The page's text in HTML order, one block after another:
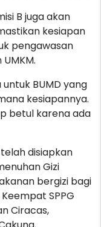
B juga akan
kesiapan
pengawasan
BUMD yang
kesiapannya.
betul karena ada
disiapkan
Gizi
bergizi bagi
SPPG
Ciracas,